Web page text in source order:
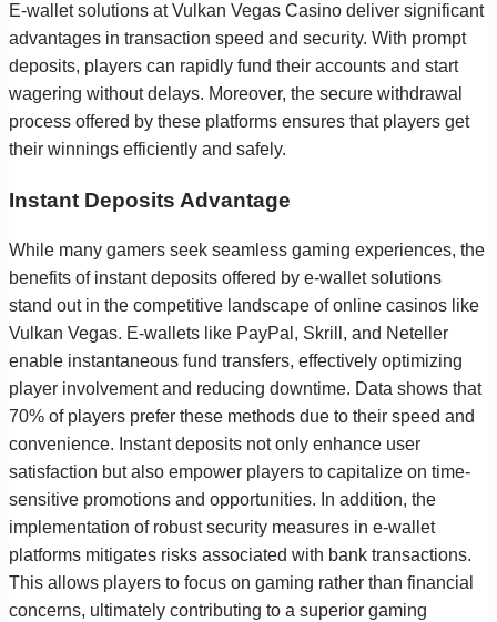
E-wallet solutions at Vulkan Vegas Casino deliver significant
advantages in transaction speed and security. With prompt
deposits, players can rapidly fund their accounts and start
wagering without delays. Moreover, the secure withdrawal
process offered by these platforms ensures that players get
their winnings efficiently and safely.
Instant Deposits Advantage
While many gamers seek seamless gaming experiences, the
benefits of instant deposits offered by e-wallet solutions
stand out in the competitive landscape of online casinos like
Vulkan Vegas. E-wallets like PayPal, Skrill, and Neteller
enable instantaneous fund transfers, effectively optimizing
player involvement and reducing downtime. Data shows that
70% of players prefer these methods due to their speed and
convenience. Instant deposits not only enhance user
satisfaction but also empower players to capitalize on time-
sensitive promotions and opportunities. In addition, the
implementation of robust security measures in e-wallet
platforms mitigates risks associated with bank transactions.
This allows players to focus on gaming rather than financial
concerns, ultimately contributing to a superior gaming